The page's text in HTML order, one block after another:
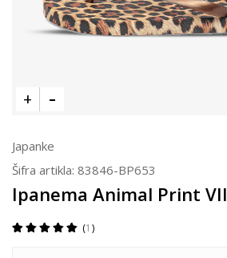
Japanke
Šifra artikla: 83846-BP653
Ipanema Animal Print VII
1